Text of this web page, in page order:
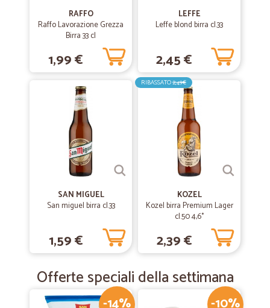
RAFFO
Raffo Lavorazione Grezza
Birra 33 cl
1,99 €
LEFFE
Leffe blond birra cl.33
2,45 €
SAN MIGUEL
San miguel birra cl.33
1,59 €
RIBASSATO2,49€
KOZEL
Kozel birra Premium Lager
cl.50 4,6°
2,39 €
Offerte speciali della settimana
-14% -10%